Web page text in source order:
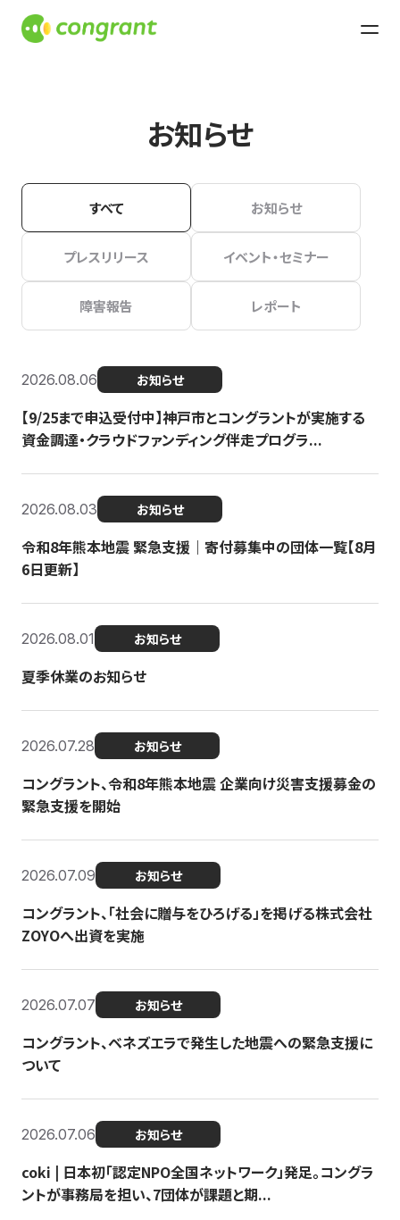
お知らせ
すべて お知らせ
プレスリリース イベント・セミナー
障害報告 レポート
2026.08.06 お知らせ
【9/25まで申込受付中】神戸市とコングラントが実施する
資金調達・クラウドファンディング伴走プログラ...
2026.08.03 お知らせ
令和8年熊本地震 緊急支援｜寄付募集中の団体一覧【8月
6日更新】
2026.08.01 お知らせ
夏季休業のお知らせ
2026.07.28 お知らせ
コングラント、令和8年熊本地震 企業向け災害支援募金の
緊急支援を開始
2026.07.09 お知らせ
コングラント、「社会に贈与をひろげる」を掲げる株式会社
ZOYOへ出資を実施
2026.07.07 お知らせ
コングラント、ベネズエラで発生した地震への緊急支援に
ついて
2026.07.06 お知らせ
coki | 日本初「認定NPO全国ネットワーク」発足。コングラ
ントが事務局を担い、7団体が課題と期...